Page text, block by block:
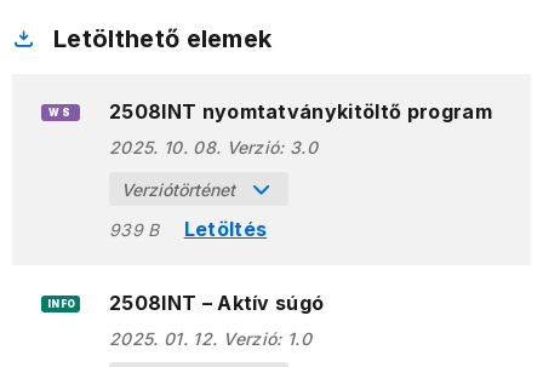
Letölthető elemek
WS 2508INT nyomtatványkitöltő program
2025. 10. 08. Verzió: 3.0
Verziótörténet
939 B
Letöltés
INFO 2508INT – Aktív súgó
2025. 01. 12. Verzió: 1.0